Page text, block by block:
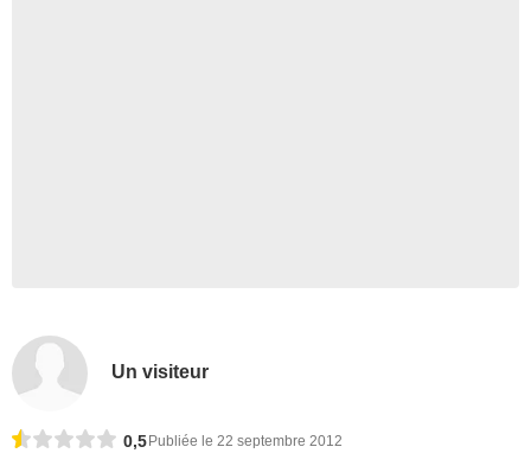
Un visiteur
0,5 Publiée le 22 septembre 2012